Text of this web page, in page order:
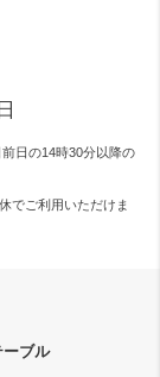
日の14時30分以降の
でご利用いただけま
ーブル